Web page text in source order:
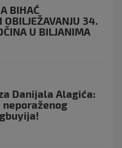
BIHAĆ
OBILJEŽAVANJU 34.
U BILJANIMA
Danijala Alagića: